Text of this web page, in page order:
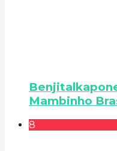
Mambinho
8